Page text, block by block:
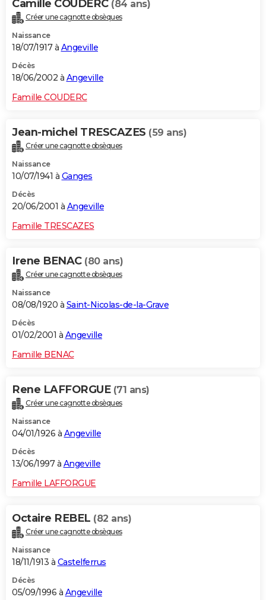
Camille COUDERC (84 ans)
Créer une cagnotte obsèques
Naissance
18/07/1917 à Angeville
Décès
18/06/2002 à Angeville
Famille COUDERC
Jean-michel TRESCAZES (59 ans)
Créer une cagnotte obsèques
Naissance
10/07/1941 à Ganges
Décès
20/06/2001 à Angeville
Famille TRESCAZES
Irene BENAC (80 ans)
Créer une cagnotte obsèques
Naissance
08/08/1920 à Saint-Nicolas-de-la-Grave
Décès
01/02/2001 à Angeville
Famille BENAC
Rene LAFFORGUE (71 ans)
Créer une cagnotte obsèques
Naissance
04/01/1926 à Angeville
Décès
13/06/1997 à Angeville
Famille LAFFORGUE
Octaire REBEL (82 ans)
Créer une cagnotte obsèques
Naissance
18/11/1913 à Castelferrus
Décès
05/09/1996 à Angeville